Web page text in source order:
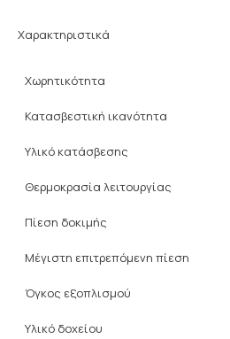
Χαρακτηριστικά
Χωρητικότητα
Κατασβεστική ικανότητα
Υλικό κατάσβεσης
Θερμοκρασία λειτουργίας
Πίεση δοκιμής
Μέγιστη επιτρεπόμενη πίεση
Όγκος εξοπλισμού
Υλικό δοχείου